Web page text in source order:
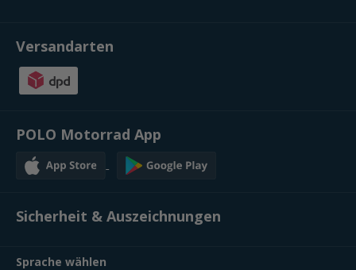
Versandarten
POLO Motorrad App
Sicherheit & Auszeichnungen
Sprache wählen